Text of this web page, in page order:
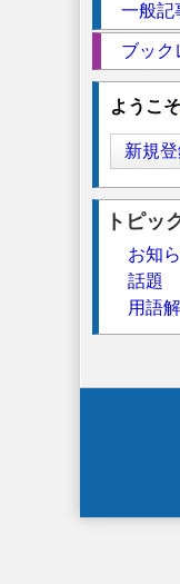
一般記
ブック
ようこそ
新規
トピッ
お知
話題
用語